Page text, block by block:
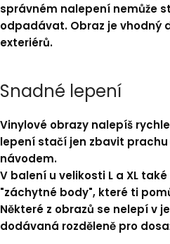
správném nalepení nemůže
odpadávat. Obraz je vhodný
exteriérů.
Snadné lepení
Vinylové obrazy nalepíš
lepení stačí jen zbavit
návodem.
V balení u velikosti L a XL
"záchytné body", které ti
Některé z obrazů se nelepí v
dodávaná rozděleně pro